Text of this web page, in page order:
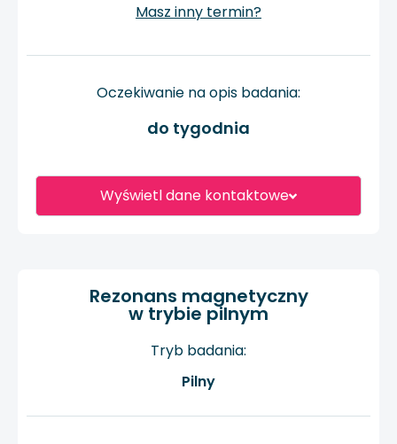
Wyświetl dane kontaktowe
Masz inny termin?
Oczekiwanie na opis badania:
do tygodnia
Rezonans magnetyczny
w trybie pilnym
Tryb badania:
Pilny